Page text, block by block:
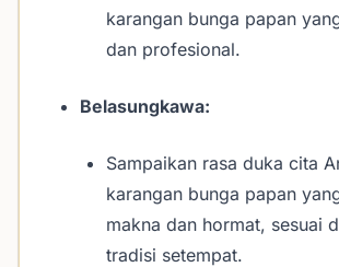
karangan bunga papan
dan profesional.
Belasungkawa:
Sampaikan rasa duka cita
karangan bunga papan
makna dan hormat, sesuai
tradisi setempat.